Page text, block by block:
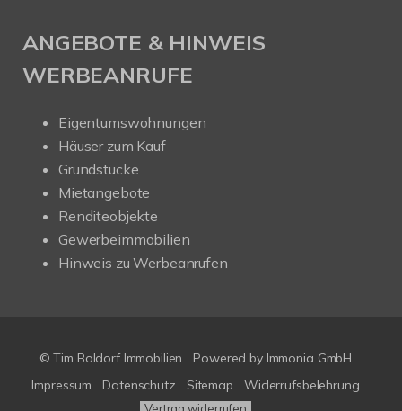
ANGEBOTE & HINWEIS
WERBEANRUFE
Eigentumswohnungen
Häuser zum Kauf
Grundstücke
Mietangebote
Renditeobjekte
Gewerbeimmobilien
Hinweis zu Werbeanrufen
© Tim Boldorf Immobilien Powered by Immonia GmbH
Impressum
Datenschutz Sitemap Widerrufsbelehrung
Vertrag widerrufen